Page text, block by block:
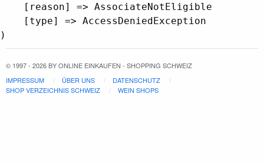
    [reason] => AssociateNotEligible
    [type] => AccessDeniedException
© 1997 - 2026 BY ONLINE EINKAUFEN - SHOPPING SCHWEIZ
IMPRESSUM
ÜBER UNS
DATENSCHUTZ
SHOP VERZEICHNIS SCHWEIZ
WEIN SHOPS